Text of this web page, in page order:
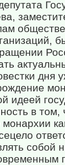
дня
идеей
в
монархии
собой